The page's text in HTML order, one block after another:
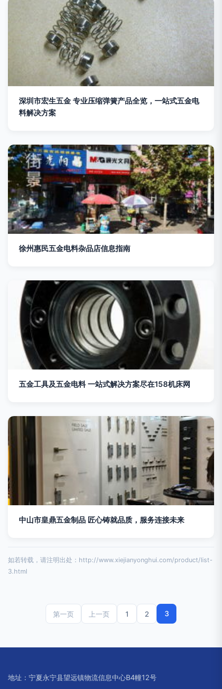
深圳市宏生五金 专业压缩弹簧产品全览，一站式五金电
料解决方案
徐州惠民五金电料杂品店信息指南
五金工具及五金电料 一站式解决方案尽在158机床网
中山市皇鼎五金制品 匠心铸就品质，服务连接未来
如若转载，请注明出处：http://www.xiejianyonghui.com/product/list-
3.html
第一页 上一页 1 2 3
地址：宁夏永宁县望远镇物流信息中心B4幢12号